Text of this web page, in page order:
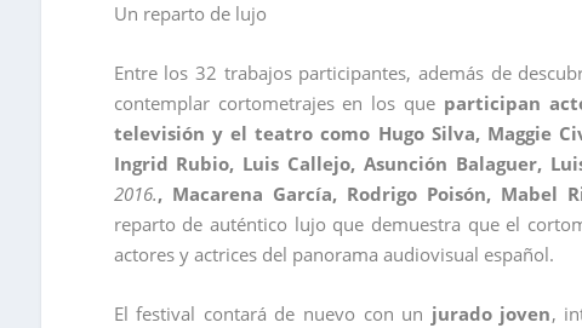
Un reparto de lujo
Entre los 32 trabajos participantes, además de
contemplar cortometrajes en los que participan
televisión y el teatro como Hugo Silva, Maggie
Ingrid Rubio, Luis Callejo, Asunción Balaguer,
2016., Macarena García, Rodrigo Poisón, Mabel
reparto de auténtico lujo que demuestra que el
actores y actrices del panorama audiovisual español.
El festival contará de nuevo con un jurado joven,